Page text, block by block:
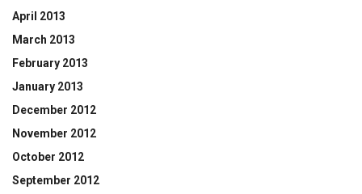
April 2013
March 2013
February 2013
January 2013
December 2012
November 2012
October 2012
September 2012